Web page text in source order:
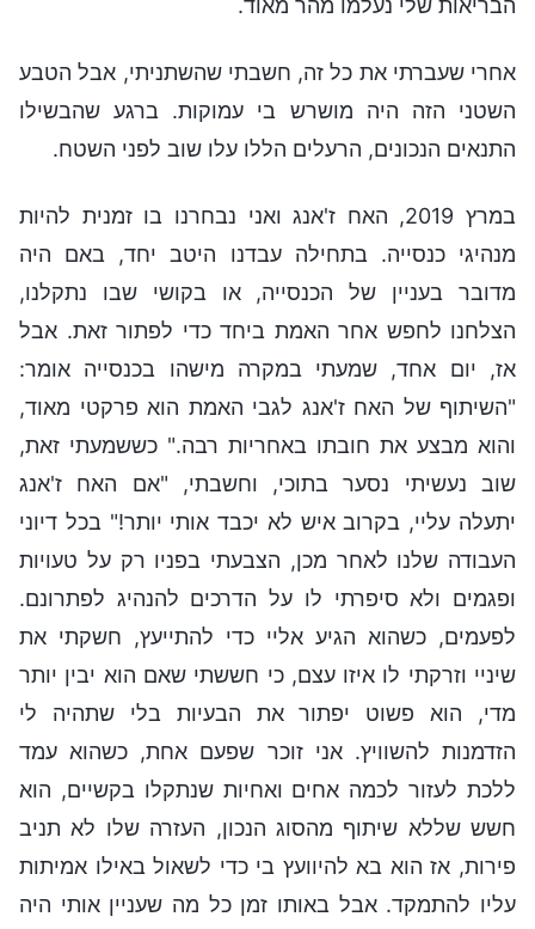
הבריאות שלי נעלמו מהר מאוד.
אחרי שעברתי את כל זה, חשבתי שהשתניתי, אבל הטבע
השטני הזה היה מושרש בי עמוקות. ברגע שהבשילו
התנאים הנכונים, הרעלים הללו עלו שוב לפני השטח.
במרץ 2019, האח ז'אנג ואני נבחרנו בו זמנית להיות
מנהיגי כנסייה. בתחילה עבדנו היטב יחד, באם היה
מדובר בעניין של הכנסייה, או בקושי שבו נתקלנו,
הצלחנו לחפש אחר האמת ביחד כדי לפתור זאת. אבל
אז, יום אחד, שמעתי במקרה מישהו בכנסייה אומר:
"השיתוף של האח ז'אנג לגבי האמת הוא פרקטי מאוד,
והוא מבצע את חובתו באחריות רבה." כששמעתי זאת,
שוב נעשיתי נסער בתוכי, וחשבתי, "אם האח ז'אנג
יתעלה עליי, בקרוב איש לא יכבד אותי יותר!" בכל דיוני
העבודה שלנו לאחר מכן, הצבעתי בפניו רק על טעויות
ופגמים ולא סיפרתי לו על הדרכים להנהיג לפתרונם.
לפעמים, כשהוא הגיע אליי כדי להתייעץ, חשקתי את
שיניי וזרקתי לו איזו עצם, כי חששתי שאם הוא יבין יותר
מדי, הוא פשוט יפתור את הבעיות בלי שתהיה לי
הזדמנות להשוויץ. אני זוכר שפעם אחת, כשהוא עמד
ללכת לעזור לכמה אחים ואחיות שנתקלו בקשיים, הוא
חשש שללא שיתוף מהסוג הנכון, העזרה שלו לא תניב
פירות, אז הוא בא להיוועץ בי כדי לשאול באילו אמיתות
עליו להתמקד. אבל באותו זמן כל מה שעניין אותי היה